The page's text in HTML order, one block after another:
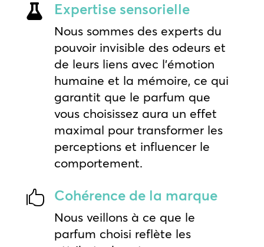
 Expertise sensorielle
Nous sommes des experts du
pouvoir invisible des odeurs et
de leurs liens avec l’émotion
humaine et la mémoire, ce qui
garantit que le parfum que
vous choisissez aura un effet
maximal pour transformer les
perceptions et influencer le
comportement.
 Cohérence de la marque
Nous veillons à ce que le
parfum choisi reflète les